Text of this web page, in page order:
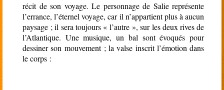
récit de son voyage. Le personnage de Salie représente
l’errance, l’éternel voyage, car il n’appartient plus à aucun
paysage ; il sera toujours « l’autre », sur les deux rives de
l’Atlantique. Une musique, un bal sont évoqués pour
dessiner son mouvement ; la valse inscrit l’émotion dans
le corps :